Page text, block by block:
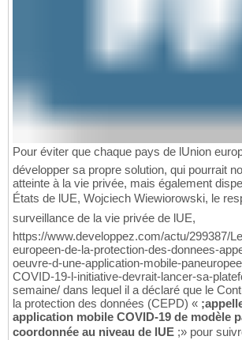
Pour éviter que chaque pays de lUnion
développer sa propre solution, qui pourrait
atteinte à la vie privée, mais également
États de lUE, Wojciech Wiewiorowski, le
surveillance de la vie privée de lUE,
https://www.developpez.com/actu/299387/
europeen-de-la-protection-des-donnees-
oeuvre-d-une-application-mobile-
COVID-19-l-initiative-devrait-lancer-sa-
semaine/ dans lequel il a déclaré que le
la protection des données (CEPD) «
application mobile COVID-19 de modèle
coordonnée au niveau de lUE ;» pour